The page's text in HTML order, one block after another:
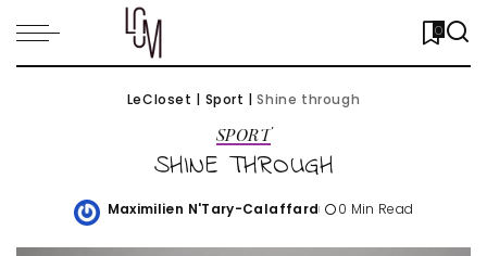
0
LeCloset | Sport |Shine through
SPORT
SHINE THROUGH
Posted
Maximilien N'Tary-Calaffard 0 Min Read